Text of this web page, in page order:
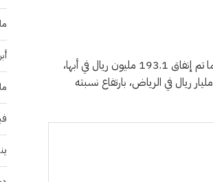
وعلى مستوى المدن، كان الارتفاع الأكبر في الإنفاق في أحد المسارحة بنسبة 101%، لتصل إلى 20 مليون ريال، فيما تم إنفاق 193.1 مليون ريال في أبها،
و68.1 مليون ريال في الباحة، بارتفاع 59%، و439.6 مليون ريال في الخبر، و766.5 مليون ريال في الدمام، و5.4 مليار ريال في الرياض، بارتفاع نسبته